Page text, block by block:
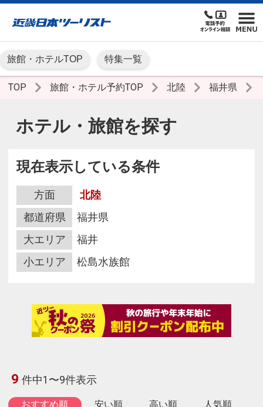
旅館・ホテルTOP 特集一覧
TOP 旅館・ホテル予約TOP 北陸 福井県
ホテル・旅館を探す
現在表示している条件
方面
北陸
都道府県
福井県
大エリア
福井
小エリア
松島水族館
9 件中1〜9件表示
おすすめ順 安い順 高い順 人気順